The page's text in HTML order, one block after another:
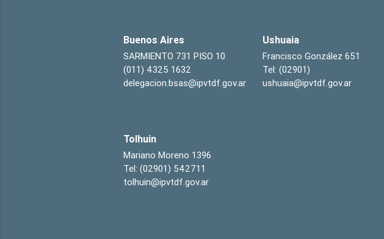
Buenos Aires
SARMIENTO 731 PISO 10
(011) 4325 1632
delegacion.bsas@ipvtdf.gov.ar
Ushuaia
Francisco González 651
Tel: (02901)
ushuaia@ipvtdf.gov.ar
Tolhuin
Mariano Moreno 1396
Tel: (02901) 542711
tolhuin@ipvtdf.gov.ar